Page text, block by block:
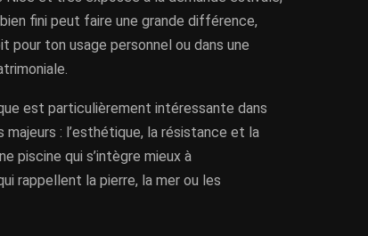
fini peut faire une grande différence,
pour ton usage personnel ou dans une
est particulièrement intéressante dans
: l’esthétique, la résistance et la
piscine qui s’intègre mieux à
rappellent la pierre, la mer ou les